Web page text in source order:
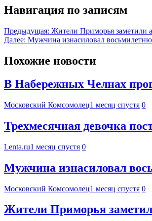
Навигация по записям
Предыдущая: Жители Приморья заметили
Далее: Мужчина изнасиловал
Похожие новости
В Набережных Челнах
Московский Комсомолец1 месяц спустя 0
Трехмесячная девочка
Lenta.ru1 месяц спустя 0
Мужчина изнасиловал
Московский Комсомолец1 месяц спустя 0
Жители Приморья